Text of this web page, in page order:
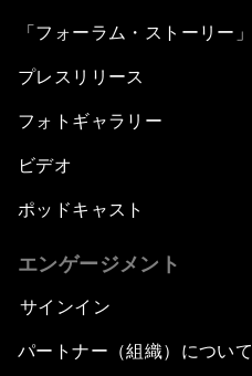
「フォーラム・ストーリー」
プレスリリース
フォトギャラリー
ビデオ
ポッドキャスト
エンゲージメント
サインイン
パートナー（組織）について